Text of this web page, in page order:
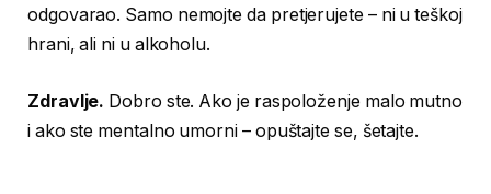
odgovarao. Samo nemojte da pretjerujete – ni u teškoj
hrani, ali ni u alkoholu.
Zdravlje. Dobro ste. Ako je raspoloženje malo mutno
i ako ste mentalno umorni – opuštajte se, šetajte.